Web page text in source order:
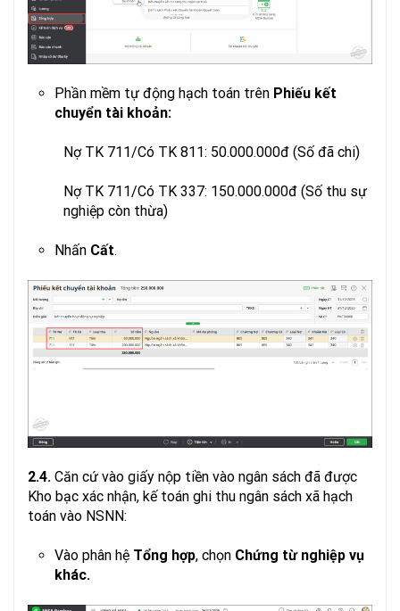
Phần mềm tự động hạch toán trên Phiếu kết
chuyển tài khoản:
Nợ TK 711/Có TK 811: 50.000.000đ (Số đã chi)
Nợ TK 711/Có TK 337: 150.000.000đ (Số thu sự
nghiệp còn thừa)
Nhấn Cất.
2.4. Căn cứ vào giấy nộp tiền vào ngân sách đã được
Kho bạc xác nhận, kế toán ghi thu ngân sách xã hạch
toán vào NSNN:
Vào phân hệ Tổng hợp, chọn Chứng từ nghiệp vụ
khác.